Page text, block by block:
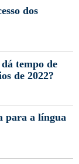
dos
tempo de
de 2022?
para a língua